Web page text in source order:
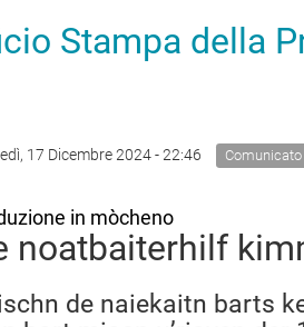
Stampa della
17 Dicembre 2024 - 22:46 Comunicato
in mòcheno
noatbaiterhilf
de naiekaitn barts